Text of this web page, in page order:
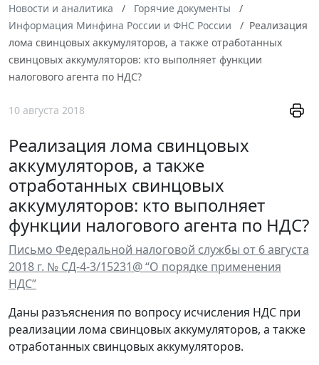
Новости и аналитика
Горячие документы
Информация Минфина России и ФНС России
Реализация
лома свинцовых аккумуляторов, а также отработанных
свинцовых аккумуляторов: кто выполняет функции
налогового агента по НДС?
10 августа 2018
Реализация лома свинцовых
аккумуляторов, а также
отработанных свинцовых
аккумуляторов: кто выполняет
функции налогового агента по НДС?
Письмо Федеральной налоговой службы от 6 августа
2018 г. № СД-4-3/15231@ “О порядке применения
НДС”
Даны разъяснения по вопросу исчисления НДС при
реализации лома свинцовых аккумуляторов, а также
отработанных свинцовых аккумуляторов.